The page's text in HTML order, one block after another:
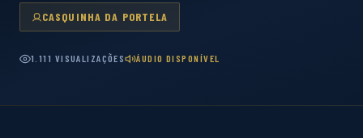
CASQUINHA DA PORTELA
1.111 VISUALIZAÇÕES ÁUDIO DISPONÍVEL